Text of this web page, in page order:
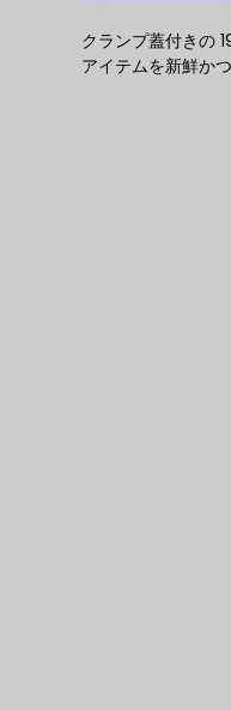
クランプ蓋付きの
アイテムを新鮮か